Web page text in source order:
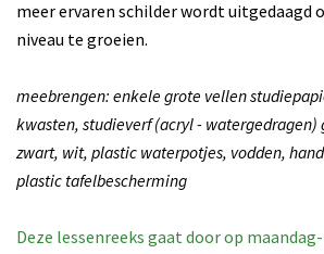
meer ervaren schilder wordt uitgedaagd
niveau te groeien.
meebrengen: enkele grote vellen
kwasten, studieverf (acryl - watergedragen)
zwart, wit, plastic waterpotjes, vodden,
plastic tafelbescherming
Deze lessenreeks gaat door op